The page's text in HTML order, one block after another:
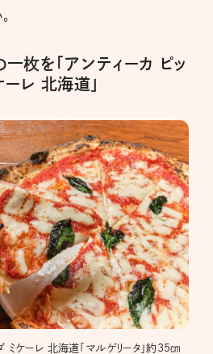
枚を「アンティーカ ピッ
レ 北海道」
ミケーレ 北海道「マルゲリータ」約35㎝